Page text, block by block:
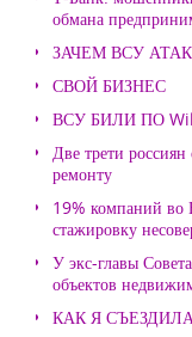
обмана
ЗАЧЕМ ВСУ
СВОЙ БИЗНЕС
ВСУ БИЛИ ПО
Две трети
ремонту
19% компаний во
стажировку
У экс-главы
объектов
КАК Я